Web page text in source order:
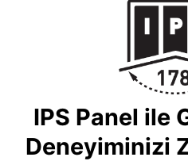
IPS Panel ile
Deneyiminizi